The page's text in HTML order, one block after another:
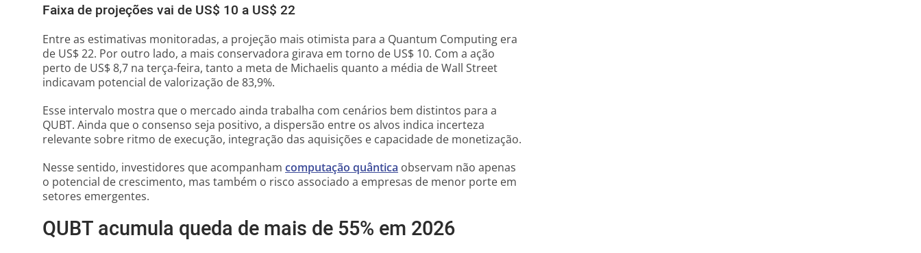
Faixa de projeções vai de US$ 10 a US$ 22
Entre as estimativas monitoradas, a projeção mais otimista para a Quantum Computing era
de US$ 22. Por outro lado, a mais conservadora girava em torno de US$ 10. Com a ação
perto de US$ 8,7 na terça-feira, tanto a meta de Michaelis quanto a média de Wall Street
indicavam potencial de valorização de 83,9%.
Esse intervalo mostra que o mercado ainda trabalha com cenários bem distintos para a
QUBT. Ainda que o consenso seja positivo, a dispersão entre os alvos indica incerteza
relevante sobre ritmo de execução, integração das aquisições e capacidade de monetização.
Nesse sentido, investidores que acompanham computação quântica observam não apenas
o potencial de crescimento, mas também o risco associado a empresas de menor porte em
setores emergentes.
QUBT acumula queda de mais de 55% em 2026